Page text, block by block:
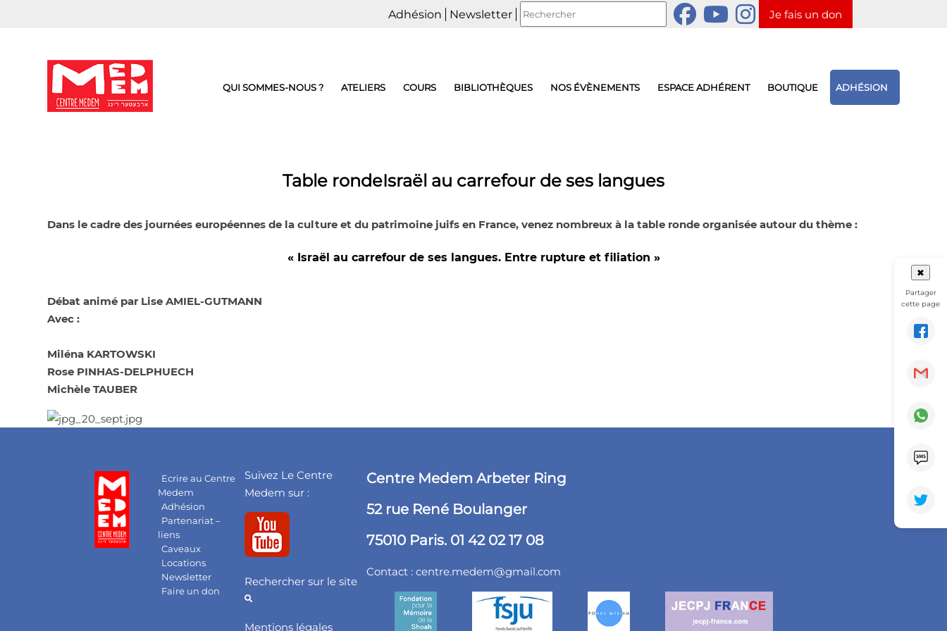
Adhésion Newsletter Je fais un don
QUI SOMMES-NOUS ? ATELIERS COURS BIBLIOTHÈQUES NOS ÉVÈNEMENTS ESPACE ADHÉRENT BOUTIQUE ADHÉSION
Table rondeIsraël au carrefour de ses langues
Dans le cadre des journées européennes de la culture et du patrimoine juifs en France, venez nombreux à la table ronde organisée autour du thème :
« Israël au carrefour de ses langues. Entre rupture et filiation »
Débat animé par Lise AMIEL-GUTMANN
Avec :
Miléna KARTOWSKI
Rose PINHAS-DELPHUECH
Michèle TAUBER
Ecrire au Centre
Medem
Adhésion
Partenariat –
liens
Caveaux
Locations
Newsletter
Faire un don
Suivez Le Centre
Medem sur :
Rechercher sur le site
Mentions légales
Centre Medem Arbeter Ring
52 rue René Boulanger
75010 Paris. 01 42 02 17 08
Contact :centre.medem@gmail.com
✖
Partager
cette page